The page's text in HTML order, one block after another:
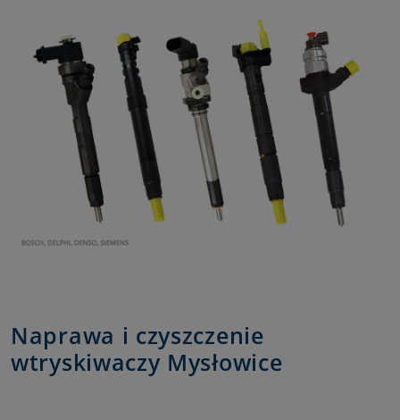
Naprawa i czyszczenie
wtryskiwaczy Mysłowice